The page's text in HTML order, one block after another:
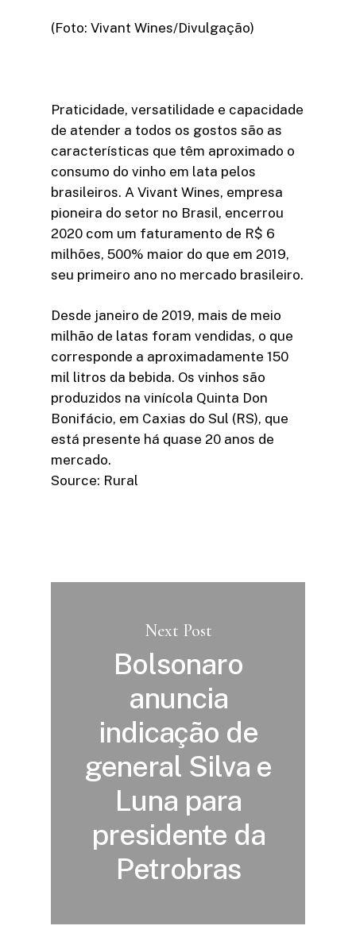
(Foto: Vivant Wines/Divulgação)
Praticidade, versatilidade e capacidade
de atender a todos os gostos são as
características que têm aproximado o
consumo do vinho em lata pelos
brasileiros. A Vivant Wines, empresa
pioneira do setor no Brasil, encerrou
2020 com um faturamento de R$ 6
milhões, 500% maior do que em 2019,
seu primeiro ano no mercado brasileiro.
Desde janeiro de 2019, mais de meio
milhão de latas foram vendidas, o que
corresponde a aproximadamente 150
mil litros da bebida. Os vinhos são
produzidos na vinícola Quinta Don
Bonifácio, em Caxias do Sul (RS), que
está presente há quase 20 anos de
mercado.
Source: Rural
Next Post
Bolsonaro
anuncia
indicação de
general Silva e
Luna para
presidente da
Petrobras